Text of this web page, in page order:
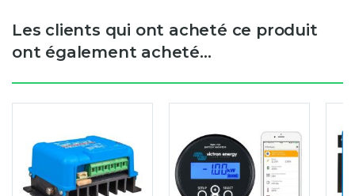
Les clients qui ont acheté ce produit
ont également acheté...